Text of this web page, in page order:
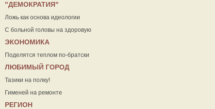
"ДЕМОКРАТИЯ"
Ложь как основа идеологии
С больной головы на здоровую
ЭКОНОМИКА
Поделятся теплом по-братски
ЛЮБИМЫЙ ГОРОД
Тазики на полку!
Гименей на ремонте
РЕГИОН